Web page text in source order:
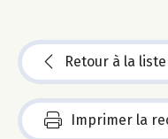
Retour à la liste
Imprimer la